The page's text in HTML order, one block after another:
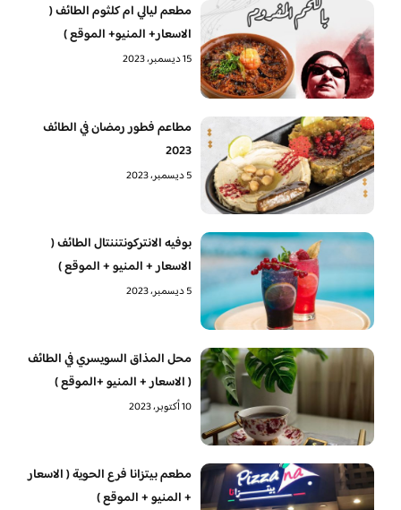
مطعم ليالي ام كلثوم الطائف (
الاسعار+ المنيو+ الموقع )
15 ديسمبر، 2023
مطاعم فطور رمضان في الطائف
2023
5 ديسمبر، 2023
بوفيه الانتركونتننتال الطائف (
الاسعار + المنيو + الموقع )
5 ديسمبر، 2023
محل المذاق السويسري في الطائف
( الاسعار + المنيو +الموقع )
10 أكتوبر، 2023
مطعم بيتزانا فرع الحوية ( الاسعار
+ المنيو + الموقع )